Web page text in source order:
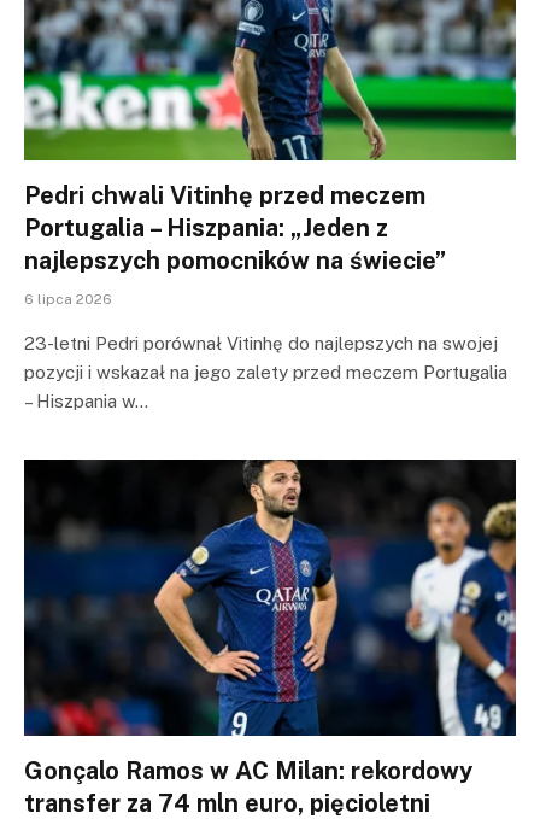
Pedri chwali Vitinhę przed meczem
Portugalia – Hiszpania: „Jeden z
najlepszych pomocników na świecie”
6 lipca 2026
23-letni Pedri porównał Vitinhę do najlepszych na swojej
pozycji i wskazał na jego zalety przed meczem Portugalia
– Hiszpania w…
Gonçalo Ramos w AC Milan: rekordowy
transfer za 74 mln euro, pięcioletni